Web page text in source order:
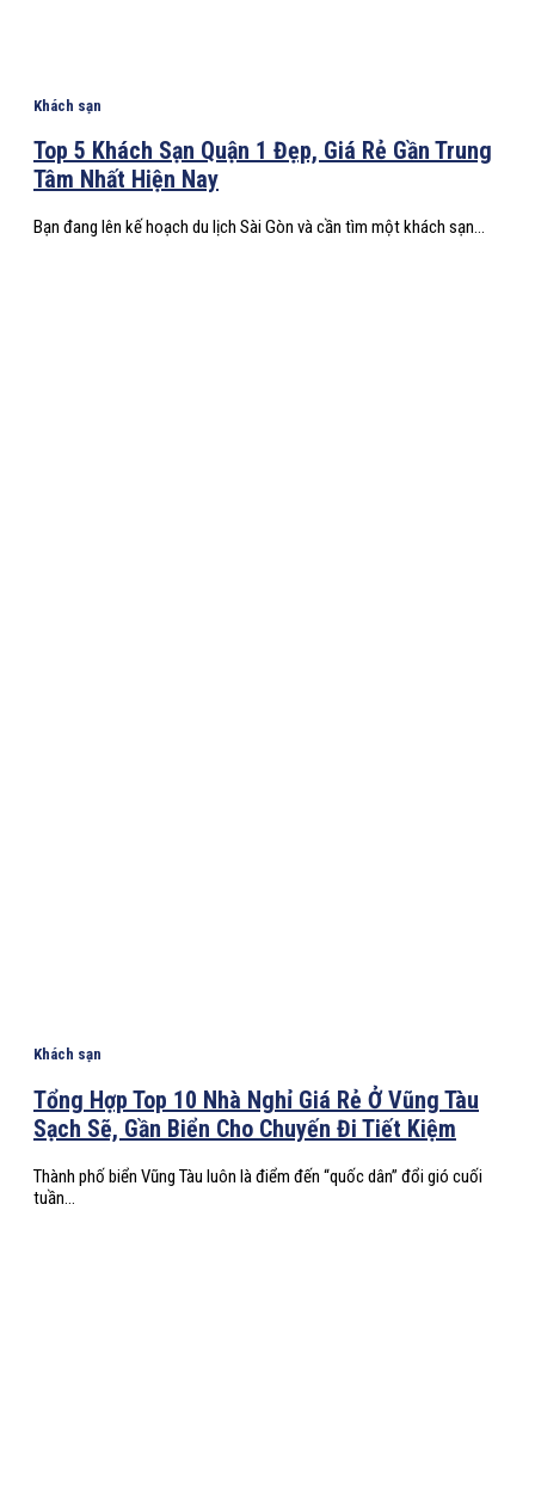
Khách sạn
Top 5 Khách Sạn Quận 1 Đẹp, Giá Rẻ Gần Trung
Tâm Nhất Hiện Nay
Bạn đang lên kế hoạch du lịch Sài Gòn và cần tìm một khách sạn...
Khách sạn
Tổng Hợp Top 10 Nhà Nghỉ Giá Rẻ Ở Vũng Tàu
Sạch Sẽ, Gần Biển Cho Chuyến Đi Tiết Kiệm
Thành phố biển Vũng Tàu luôn là điểm đến “quốc dân” đổi gió cuối
tuần...